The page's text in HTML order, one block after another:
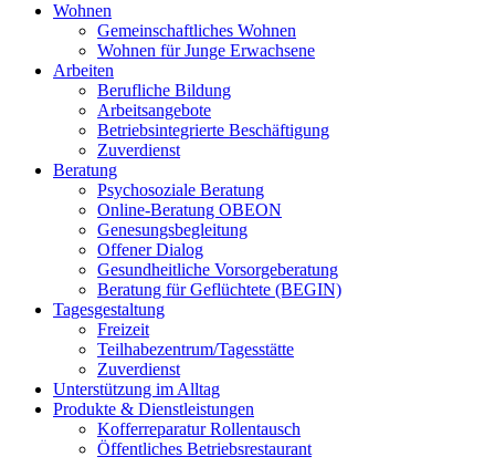
Wohnen
von
"Wohnen"
Gemeinschaftliches Wohnen
Wohnen für Junge Erwachsene
Arbeiten
von
"Arbeiten"
Berufliche Bildung
Arbeitsangebote
Betriebsintegrierte Beschäftigung
Zuverdienst
BeratungUntermenü
von
"Beratung"
Psychosoziale Beratung
Online-Beratung OBEON
Genesungsbegleitung
Offener Dialog
Gesundheitliche Vorsorgeberatung
Beratung für Geflüchtete (BEGIN)
TagesgestaltungUntermenü
"Tagesgestaltung"
Freizeit
Teilhabezentrum/Tagesstätte
Zuverdienst
Unterstützung im Alltag
Produkte & Dienstleistungen
von
"Produkte
&
Kofferreparatur Rollentausch
Öffentliches Betriebsrestaurant